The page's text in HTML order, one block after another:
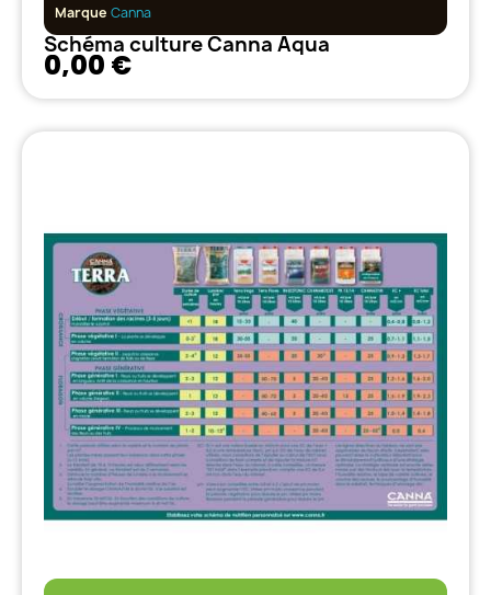
Marque Canna
Schéma culture Canna Aqua
0,00 €